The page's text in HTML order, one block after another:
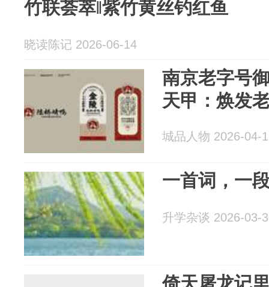
竹联荟萃‖紫竹黄丝钓红鱼
晓读陈记 2026-06-14
南京老字号
天甲：焕发
城品人物 2026-04-
一首词，一
升学杂谈 2026-03-